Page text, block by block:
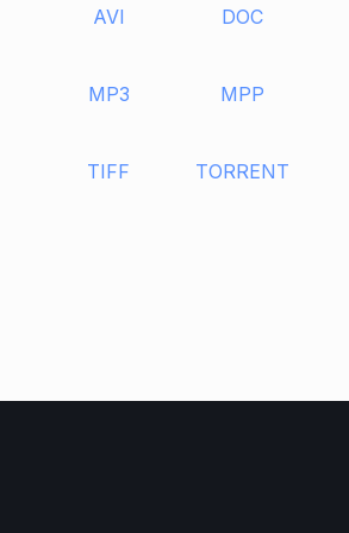
AVI DOC
MP3 MPP
TIFF TORRENT